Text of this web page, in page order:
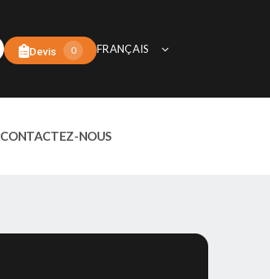
0
Devis FRANÇAIS
CONTACTEZ-NOUS